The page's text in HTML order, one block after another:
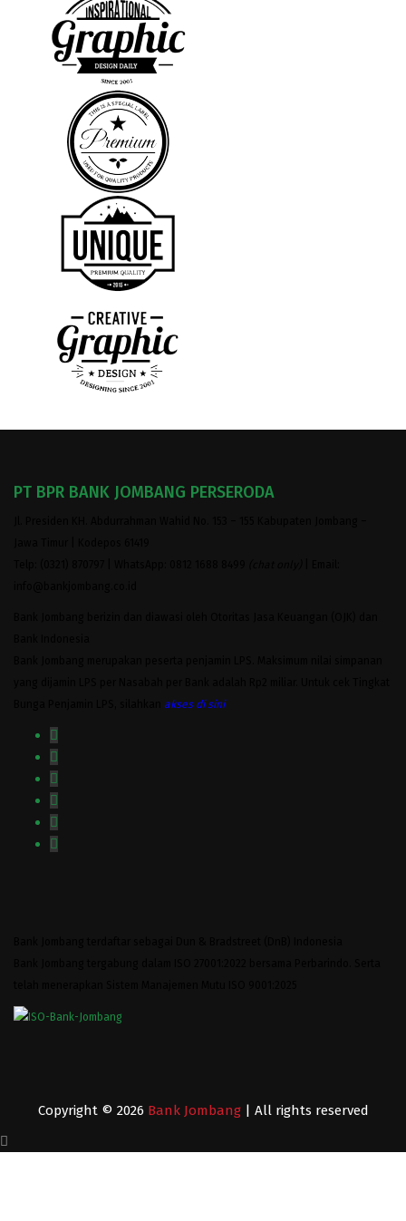
PT BPR BANK JOMBANG PERSERODA
akses di sini
Copyright © 2026 Bank Jombang| All rights reserved